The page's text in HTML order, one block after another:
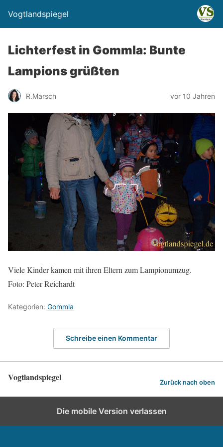
Vogtlandspiegel
Lichterfest in Gommla: Bunte
Lampions grüßten
R.Marsch vor 10 Jahren
Viele Kinder kamen mit ihren Eltern zum Lampionumzug.
Foto: Peter Reichardt
Kategorien: Gommla
Schreibe einen Kommentar
Vogtlandspiegel Zurück nach oben
Die mobile Version verlassen